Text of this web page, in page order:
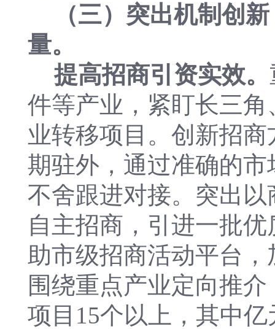
（三）突出机制创
量。
提高招商引资实效。
件等产业，紧盯长三
业转移项目。创新招
期驻外，通过准确的
不舍跟进对接。突出
自主招商，引进一批
助市级招商活动平台
围绕重点产业定向推
项目15个以上，其中